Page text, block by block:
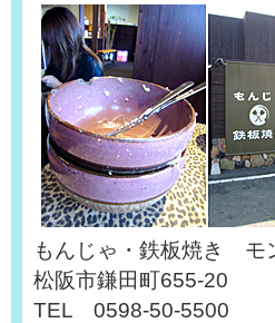
もんじゃ・鉄板焼き モ
松阪市鎌田町655-20
TEL 0598-50-5500